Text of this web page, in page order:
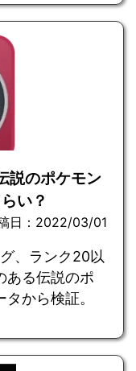
説のポケモン
い？
日：2022/03/01
、ランク20以
ある伝説のポ
から検証。